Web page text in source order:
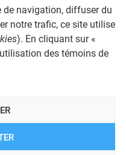
de navigation, diffuser du
notre trafic, ce site utilise
). En cliquant sur «
des témoins de